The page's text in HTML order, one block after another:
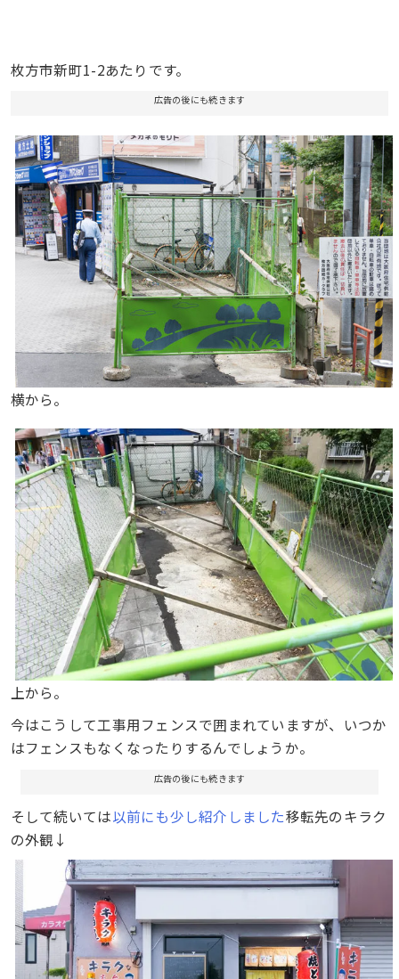
枚方市新町1-2あたりです。
広告の後にも続きます
横から。
上から。
今はこうして工事用フェンスで囲まれていますが、いつか
はフェンスもなくなったりするんでしょうか。
広告の後にも続きます
そして続いては以前にも少し紹介しました移転先のキラク
の外観↓